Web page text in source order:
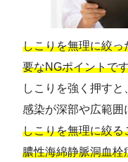
しこりを無理に絞っ
要なNGポイントで
しこりを強く押すと
感染が深部や広範囲
しこりを無理に絞る
膿性海綿静脈洞血栓